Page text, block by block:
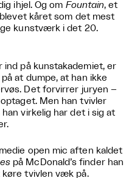
ihjel. Og om Fountain, et
kåret som det mest
kunstværk i det 20.
ind på kunstakademiet, er
at dumpe, at han ikke
Det forvirrer juryen –
Men han tvivler
han virkelig har det i sig at
open mic aften kaldet
på McDonald’s finder han
køre tvivlen væk på.